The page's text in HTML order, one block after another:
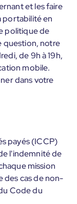
et les faire
portabilité en
politique de
question, notre
de 9h à 19h,
mobile.
dans votre
payés (ICCP)
l'indemnité de
mission
des cas de non-
Code du